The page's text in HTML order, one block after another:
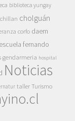
biblioteca yungay
chillan cholguán
corfo daem
escuela fernando
gendarmeria hospital
Noticias
taller Turismo